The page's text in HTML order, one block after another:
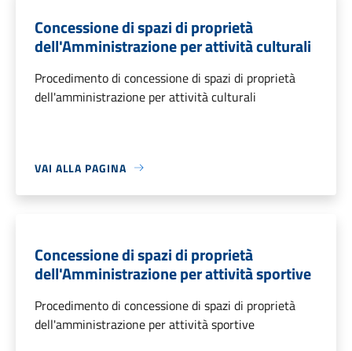
Concessione di spazi di proprietà
dell'Amministrazione per attività culturali
Procedimento di concessione di spazi di proprietà
dell'amministrazione per attività culturali
VAI ALLA PAGINA
Concessione di spazi di proprietà
dell'Amministrazione per attività sportive
Procedimento di concessione di spazi di proprietà
dell'amministrazione per attività sportive